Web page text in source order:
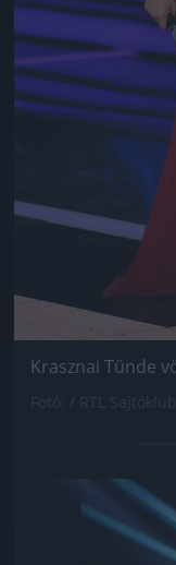
Krasznai Tünde